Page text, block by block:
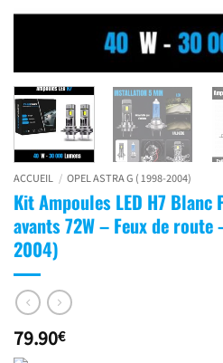
ACCUEIL / OPEL ASTRA G ( 1998-2004)
Kit Ampoules LED H7
avants 72W – Feux de route
2004)
79.90€